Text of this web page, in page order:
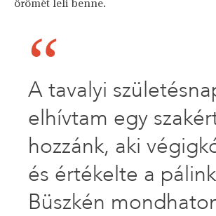
örömét leli benne.
A tavalyi
elhívtam egy
hozzánk, aki
és értékelte a
Büszkén